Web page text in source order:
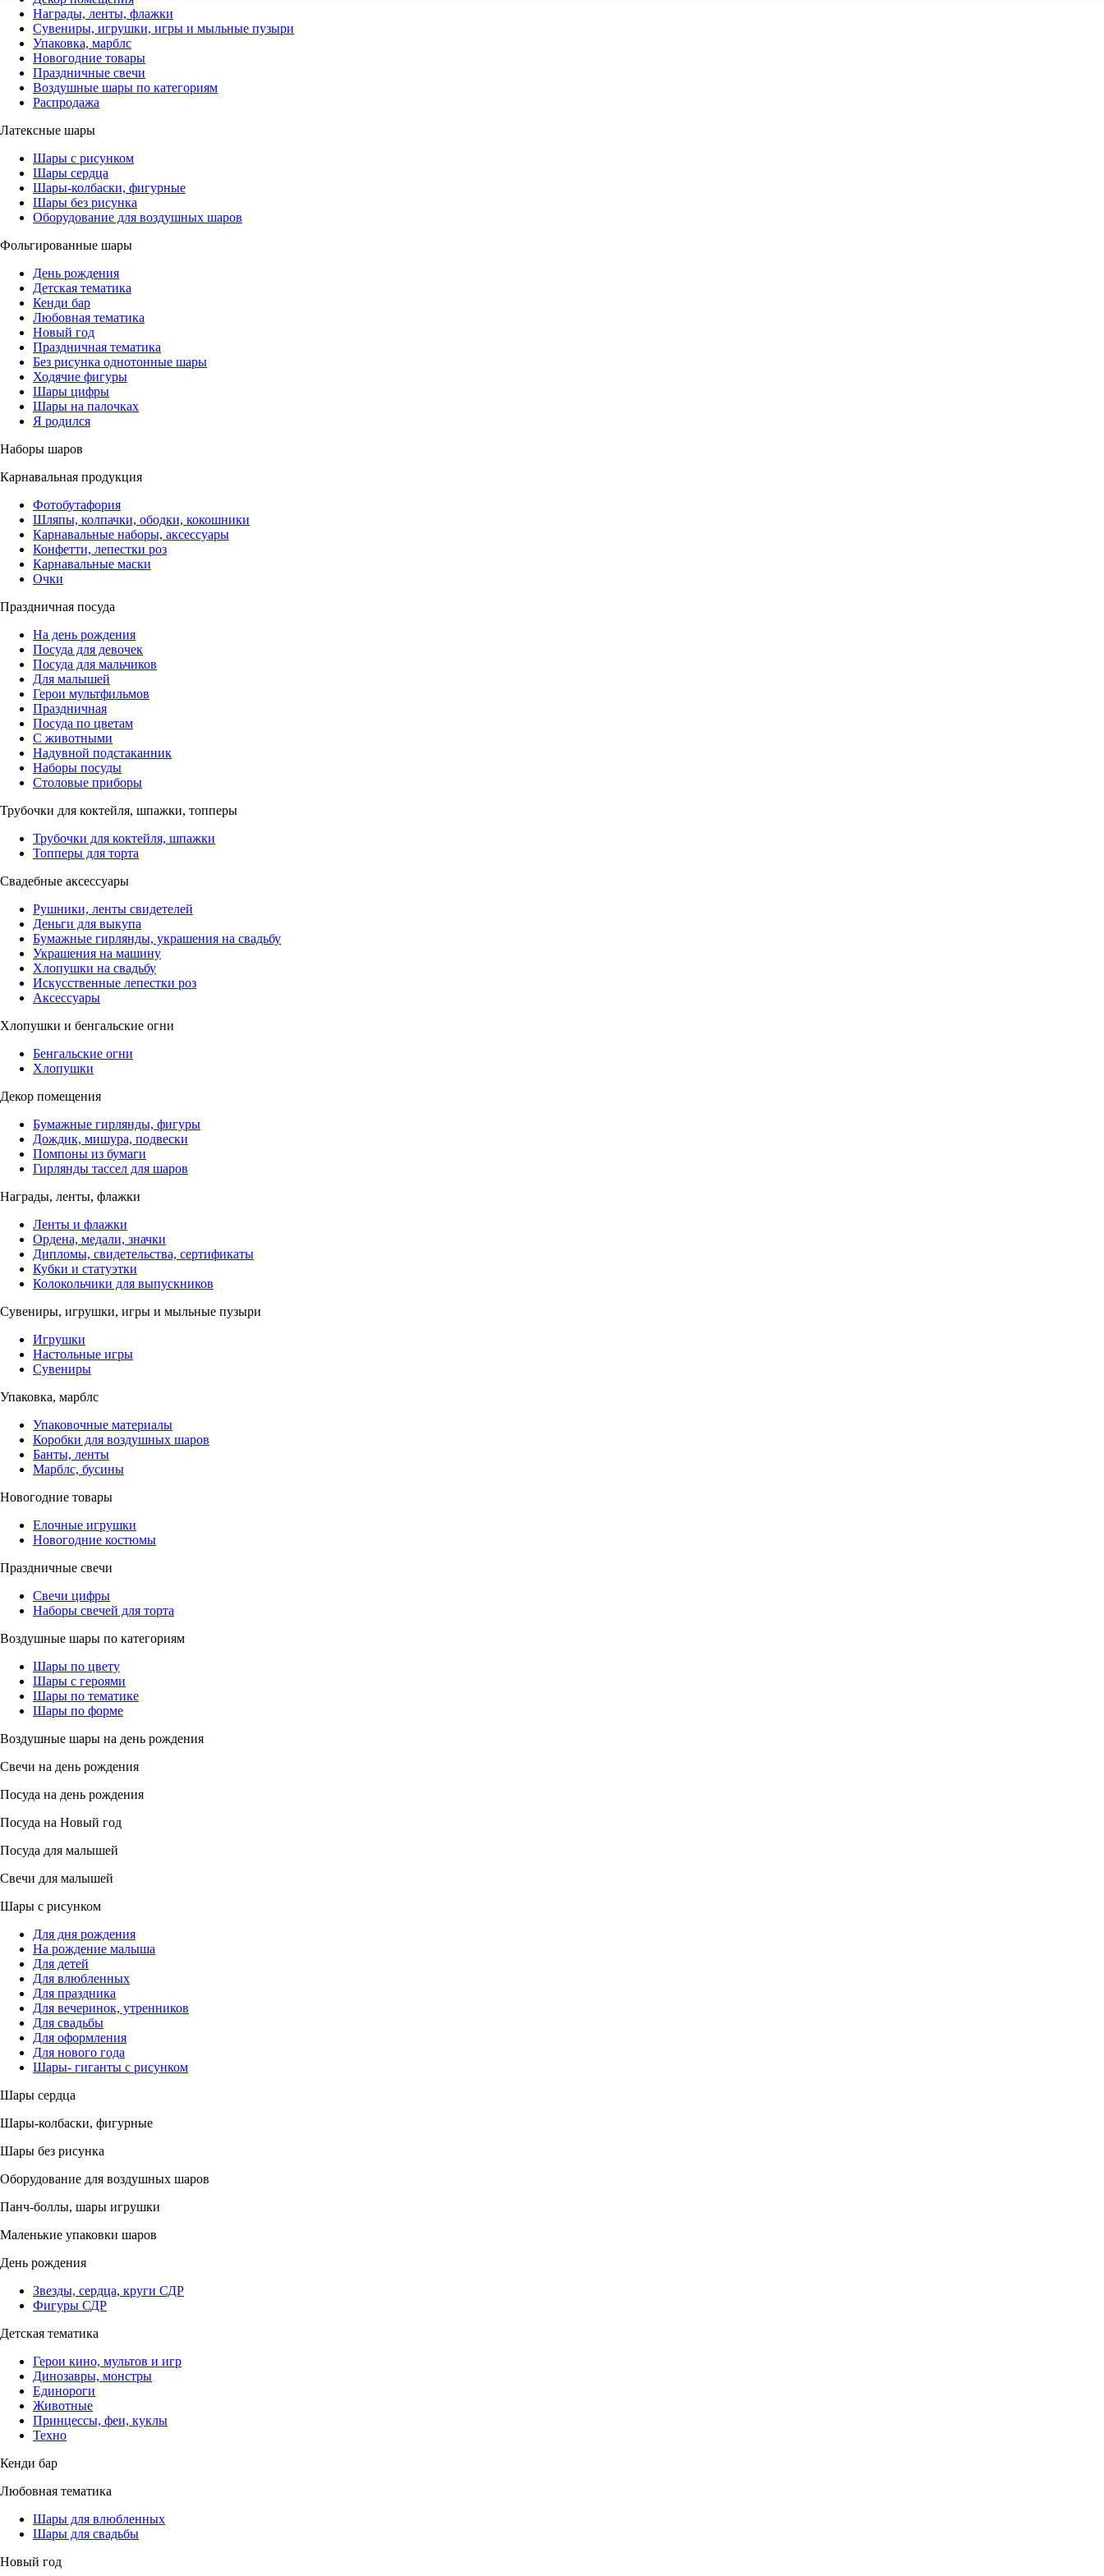
Награды, ленты, флажки
Сувениры, игрушки, игры и мыльные пузыри
Упаковка, марблс
Новогодние товары
Праздничные свечи
Воздушные шары по категориям
Распродажа
Латексные шары
Шары с рисунком
Шары сердца
Шары-колбаски, фигурные
Шары без рисунка
Оборудование для воздушных шаров
Фольгированные шары
День рождения
Детская тематика
Кенди бар
Любовная тематика
Новый год
Праздничная тематика
Без рисунка однотонные шары
Ходячие фигуры
Шары цифры
Шары на палочках
Я родился
Наборы шаров
Карнавальная продукция
Фотобутафория
Шляпы, колпачки, ободки, кокошники
Карнавальные наборы, аксессуары
Конфетти, лепестки роз
Карнавальные маски
Очки
Праздничная посуда
На день рождения
Посуда для девочек
Посуда для мальчиков
Для малышей
Герои мультфильмов
Праздничная
Посуда по цветам
С животными
Надувной подстаканник
Наборы посуды
Столовые приборы
Трубочки для коктейля, шпажки, топперы
Трубочки для коктейля, шпажки
Топперы для торта
Свадебные аксессуары
Рушники, ленты свидетелей
Деньги для выкупа
Бумажные гирлянды, украшения на свадьбу
Украшения на машину
Хлопушки на свадьбу
Искусственные лепестки роз
Аксессуары
Хлопушки и бенгальские огни
Бенгальские огни
Хлопушки
Декор помещения
Бумажные гирлянды, фигуры
Дождик, мишура, подвески
Помпоны из бумаги
Гирлянды тассел для шаров
Награды, ленты, флажки
Ленты и флажки
Ордена, медали, значки
Дипломы, свидетельства, сертификаты
Кубки и статуэтки
Колокольчики для выпускников
Сувениры, игрушки, игры и мыльные пузыри
Игрушки
Настольные игры
Сувениры
Упаковка, марблс
Упаковочные материалы
Коробки для воздушных шаров
Банты, ленты
Марблс, бусины
Новогодние товары
Елочные игрушки
Новогодние костюмы
Праздничные свечи
Свечи цифры
Наборы свечей для торта
Воздушные шары по категориям
Шары по цвету
Шары с героями
Шары по тематике
Шары по форме
Воздушные шары на день рождения
Свечи на день рождения
Посуда на день рождения
Посуда на Новый год
Посуда для малышей
Свечи для малышей
Шары с рисунком
Для дня рождения
На рождение малыша
Для детей
Для влюбленных
Для праздника
Для вечеринок, утренников
Для свадьбы
Для оформления
Для нового года
Шары- гиганты с рисунком
Шары сердца
Шары-колбаски, фигурные
Шары без рисунка
Оборудование для воздушных шаров
Панч-боллы, шары игрушки
Маленькие упаковки шаров
День рождения
Звезды, сердца, круги СДР
Фигуры СДР
Детская тематика
Герои кино, мультов и игр
Динозавры, монстры
Единороги
Животные
Принцессы, феи, куклы
Техно
Кенди бар
Любовная тематика
Шары для влюбленных
Шары для свадьбы
Новый год